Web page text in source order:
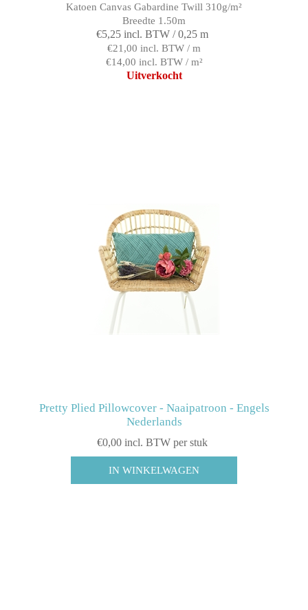
Katoen Canvas Gabardine Twill 310g/m²
Breedte 1.50m
€5,25 incl. BTW / 0,25 m
€21,00 incl. BTW / m
€14,00 incl. BTW / m²
Uitverkocht
Pretty Plied Pillowcover - Naaipatroon - Engels
Nederlands
€0,00 incl. BTW per stuk